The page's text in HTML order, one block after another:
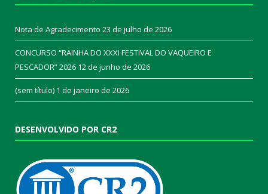
Nota de Agradecimento 23 de julho de 2026
CONCURSO “RAINHA DO XXXI FESTIVAL DO VAQUEIRO E
PESCADOR” 2026 12 de junho de 2026
(sem título) 1 de janeiro de 2026
DESENVOLVIDO POR CR2